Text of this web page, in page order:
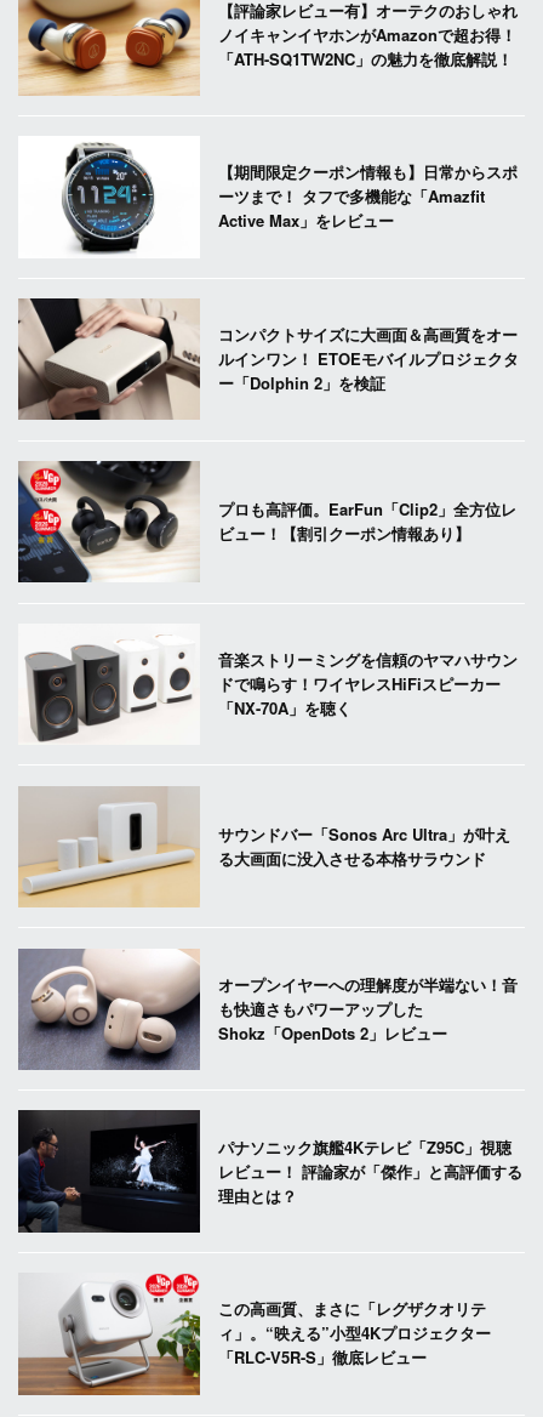
【評論家レビュー有】オーテクのおしゃれ
ノイキャンイヤホンがAmazonで超お得！
「ATH-SQ1TW2NC」の魅力を徹底解説！
【期間限定クーポン情報も】日常からスポ
ーツまで！ タフで多機能な「Amazfit
Active Max」をレビュー
コンパクトサイズに大画面＆高画質をオー
ルインワン！ ETOEモバイルプロジェクタ
ー「Dolphin 2」を検証
プロも高評価。EarFun「Clip2」全方位レ
ビュー！【割引クーポン情報あり】
音楽ストリーミングを信頼のヤマハサウン
ドで鳴らす！ワイヤレスHiFiスピーカー
「NX-70A」を聴く
サウンドバー「Sonos Arc Ultra」が叶え
る大画面に没入させる本格サラウンド
オープンイヤーへの理解度が半端ない！音
も快適さもパワーアップした
Shokz「OpenDots 2」レビュー
パナソニック旗艦4Kテレビ「Z95C」視聴
レビュー！ 評論家が「傑作」と高評価する
理由とは？
この高画質、まさに「レグザクオリテ
ィ」。“映える”小型4Kプロジェクター
「RLC-V5R-S」徹底レビュー